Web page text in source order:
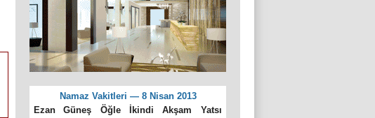
Namaz Vakitleri — 8 Nisan 2013
Ezan
Güneş Öğle İkindi Akşam
Yatsı